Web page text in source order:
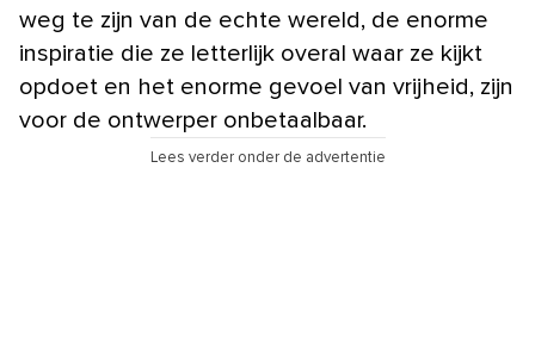
weg te zijn van de echte wereld, de enorme
inspiratie die ze letterlijk overal waar ze kijkt
opdoet en het enorme gevoel van vrijheid, zijn
voor de ontwerper onbetaalbaar.
Lees verder onder de advertentie